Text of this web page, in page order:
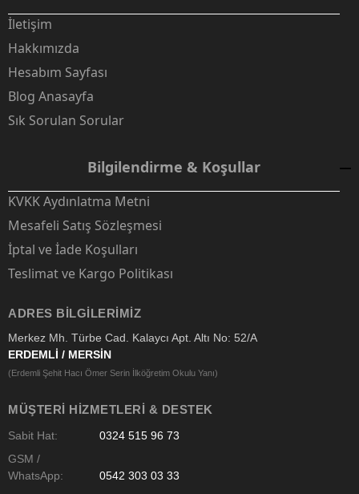
İletişim
Hakkımızda
Hesabım Sayfası
Blog Anasayfa
Sık Sorulan Sorular
Bilgilendirme & Koşullar
KVKK Aydınlatma Metni
Mesafeli Satış Sözleşmesi
İptal ve İade Koşulları
Teslimat ve Kargo Politikası
ADRES BILGILERIMIZ
Merkez Mh. Türbe Cad. Kalaycı Apt. Altı No: 52/A
ERDEMLİ / MERSİN
(Erdemli Şehit Hacı Ömer Serin İlköğretim Okulu Yanı)
MÜŞTERI HIZMETLERI & DESTEK
Sabit Hat:
0324 515 96 73
GSM /
WhatsApp:
0542 303 03 33